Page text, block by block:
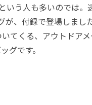
う人も多いのでは。
が、付録で登場しまし
てくる、アウトドア
グです。